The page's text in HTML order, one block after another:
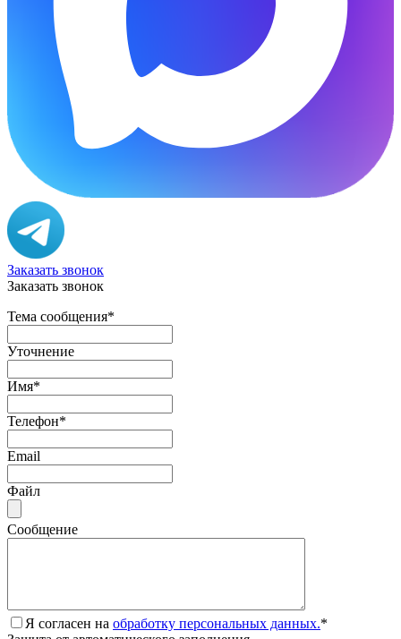
Заказать звонок
Заказать звонок
Тема сообщения*
Уточнение
Имя*
Телефон*
Email
Файл
Сообщение
Я согласен на обработку персональных данных.*